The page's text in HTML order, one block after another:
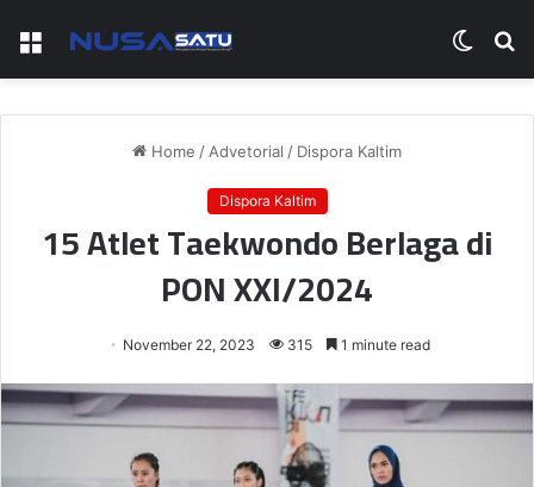
Menu
Switch
skin
Home /Advetorial / Dispora Kaltim
Dispora Kaltim
15 Atlet Taekwondo Berlaga di
PON XXI/2024
November 22, 2023 315 1 minute read